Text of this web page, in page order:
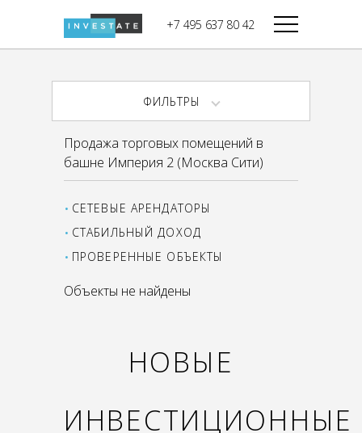
+7 495 637 80 42
Дикси
Магнолия
В башне
Запад
Башня Федерация-I
Восток
Город Столиц,
Северный блок
Южный блок
ФИЛЬТРЫ
Продажа торговых помещений в
башне Империя 2 (Москва Сити)
СЕТЕВЫЕ АРЕНДАТОРЫ
СТАБИЛЬНЫЙ ДОХОД
ПРОВЕРЕННЫЕ ОБЪЕКТЫ
Объекты не найдены
НОВЫЕ
ИНВЕСТИЦИОННЫЕ